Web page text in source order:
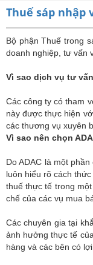
Thuế sáp nhập
Bộ phận Thuế trong
doanh nghiệp, tư vấn
Vì sao dịch vụ tư
Các công ty có tham
này được thực hiện
các thương vụ xuyên
Vì sao nên chọn
Do ADAC là một
luôn hiểu rõ cách
thuế thực tế trong
chế của các vụ mua
Các chuyên gia tại
ảnh hưởng thực tế
hàng và các bên có